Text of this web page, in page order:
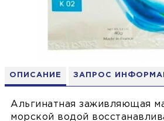
ОПИСАНИЕ ЗАПРОС
Альгинатная заживляющая
морской водой